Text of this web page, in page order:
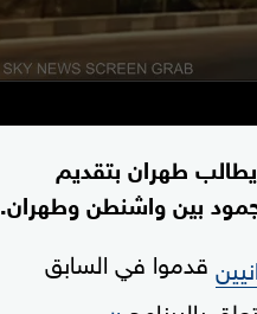
طهران بتقديم
بين واشنطن وطهران.
قدموا في السابق